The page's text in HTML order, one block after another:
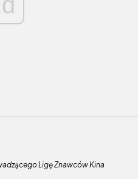
Ligę Znawców Kina